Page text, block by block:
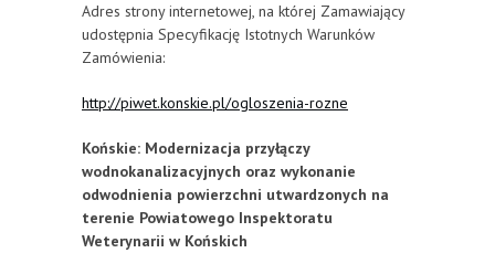
Adres strony internetowej, na której Zamawiający
udostępnia Specyfikację Istotnych Warunków
Zamówienia:
http://piwet.konskie.pl/ogloszenia-rozne
Końskie: Modernizacja przyłączy
wodnokanalizacyjnych oraz wykonanie
odwodnienia powierzchni utwardzonych na
terenie Powiatowego Inspektoratu
Weterynarii w Końskich